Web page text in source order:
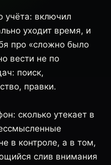
учёта: включил
уходит время, и
про «сложно было
вести не по
поиск,
правки.
сколько утекает в
в контроле, а в том,
слив внимания